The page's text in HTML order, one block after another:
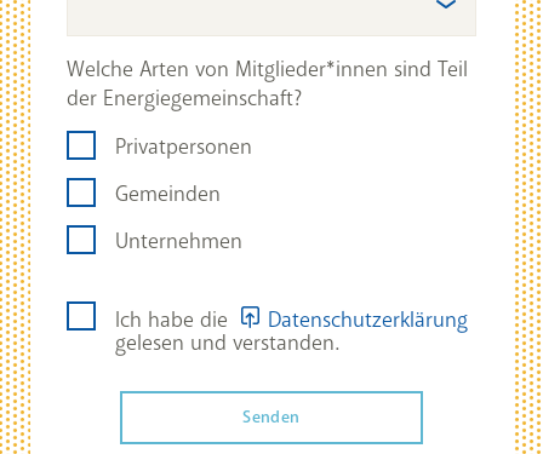
Welche Arten von Mitglieder*innen sind Teil
der Energiegemeinschaft?
Privatpersonen
Gemeinden
Unternehmen
Ich habe die
Datenschutzerklärung
gelesen und verstanden.